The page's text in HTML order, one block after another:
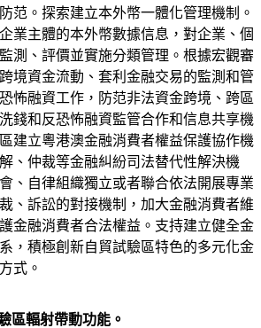
范。探索建立本外幣一體化管理機制。
業主體的本外幣數據信息，對企業、個
測、評價並實施分類管理。根據宏觀審
境資金流動、套利金融交易的監測和管
怖融資工作，防范非法資金跨境、跨區
錢和反恐怖融資監管合作和信息共享機
建立粵港澳金融消費者權益保護協作機
、仲裁等金融糾紛司法替代性解決機
、自律組織獨立或者聯合依法開展專業
、訴訟的對接機制，加大金融消費者維
金融消費者合法權益。支持建立健全金
，積極創新自貿試驗區特色的多元化金
式。
區輻射帶動功能。